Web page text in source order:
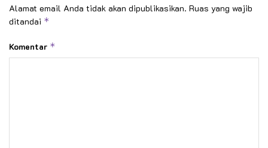
Alamat email Anda tidak akan dipublikasikan. Ruas yang wajib
ditandai *
Komentar *